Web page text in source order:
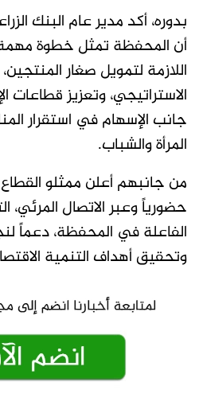
بدوره، أكد مدير عام البنك
أن المحفظة تمثل خطوة مهمة
اللازمة لتمويل صغار
الاستراتيجي، وتعزيز قطاعات
جانب الإسهام في استقرار
المرأة والشباب.
من جانبهم أعلن ممثلو
حضورياً وعبر الاتصال المرئي،
الفاعلة في المحفظة، دعماً
وتحقيق أهداف التنمية